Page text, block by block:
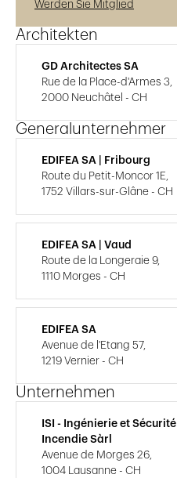
Werden Sie Mitglied
Architekten
GD Architectes SA
Rue de la Place-d'Armes 3,
2000 Neuchâtel - CH
Generalunternehmer
EDIFEA SA | Fribourg
Route du Petit-Moncor 1E,
1752 Villars-sur-Glâne - CH
EDIFEA SA | Vaud
Route de la Longeraie 9,
1110 Morges - CH
EDIFEA SA
Avenue de l'Etang 57,
1219 Vernier - CH
Unternehmen
ISI - Ingénierie et Sécurité
Incendie Sàrl
Avenue de Morges 26,
1004 Lausanne - CH